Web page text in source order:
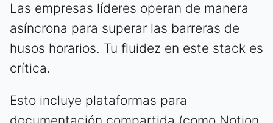
Las empresas líderes operan de manera
asíncrona para superar las barreras de
husos horarios. Tu fluidez en este stack es
crítica.
Esto incluye plataformas para